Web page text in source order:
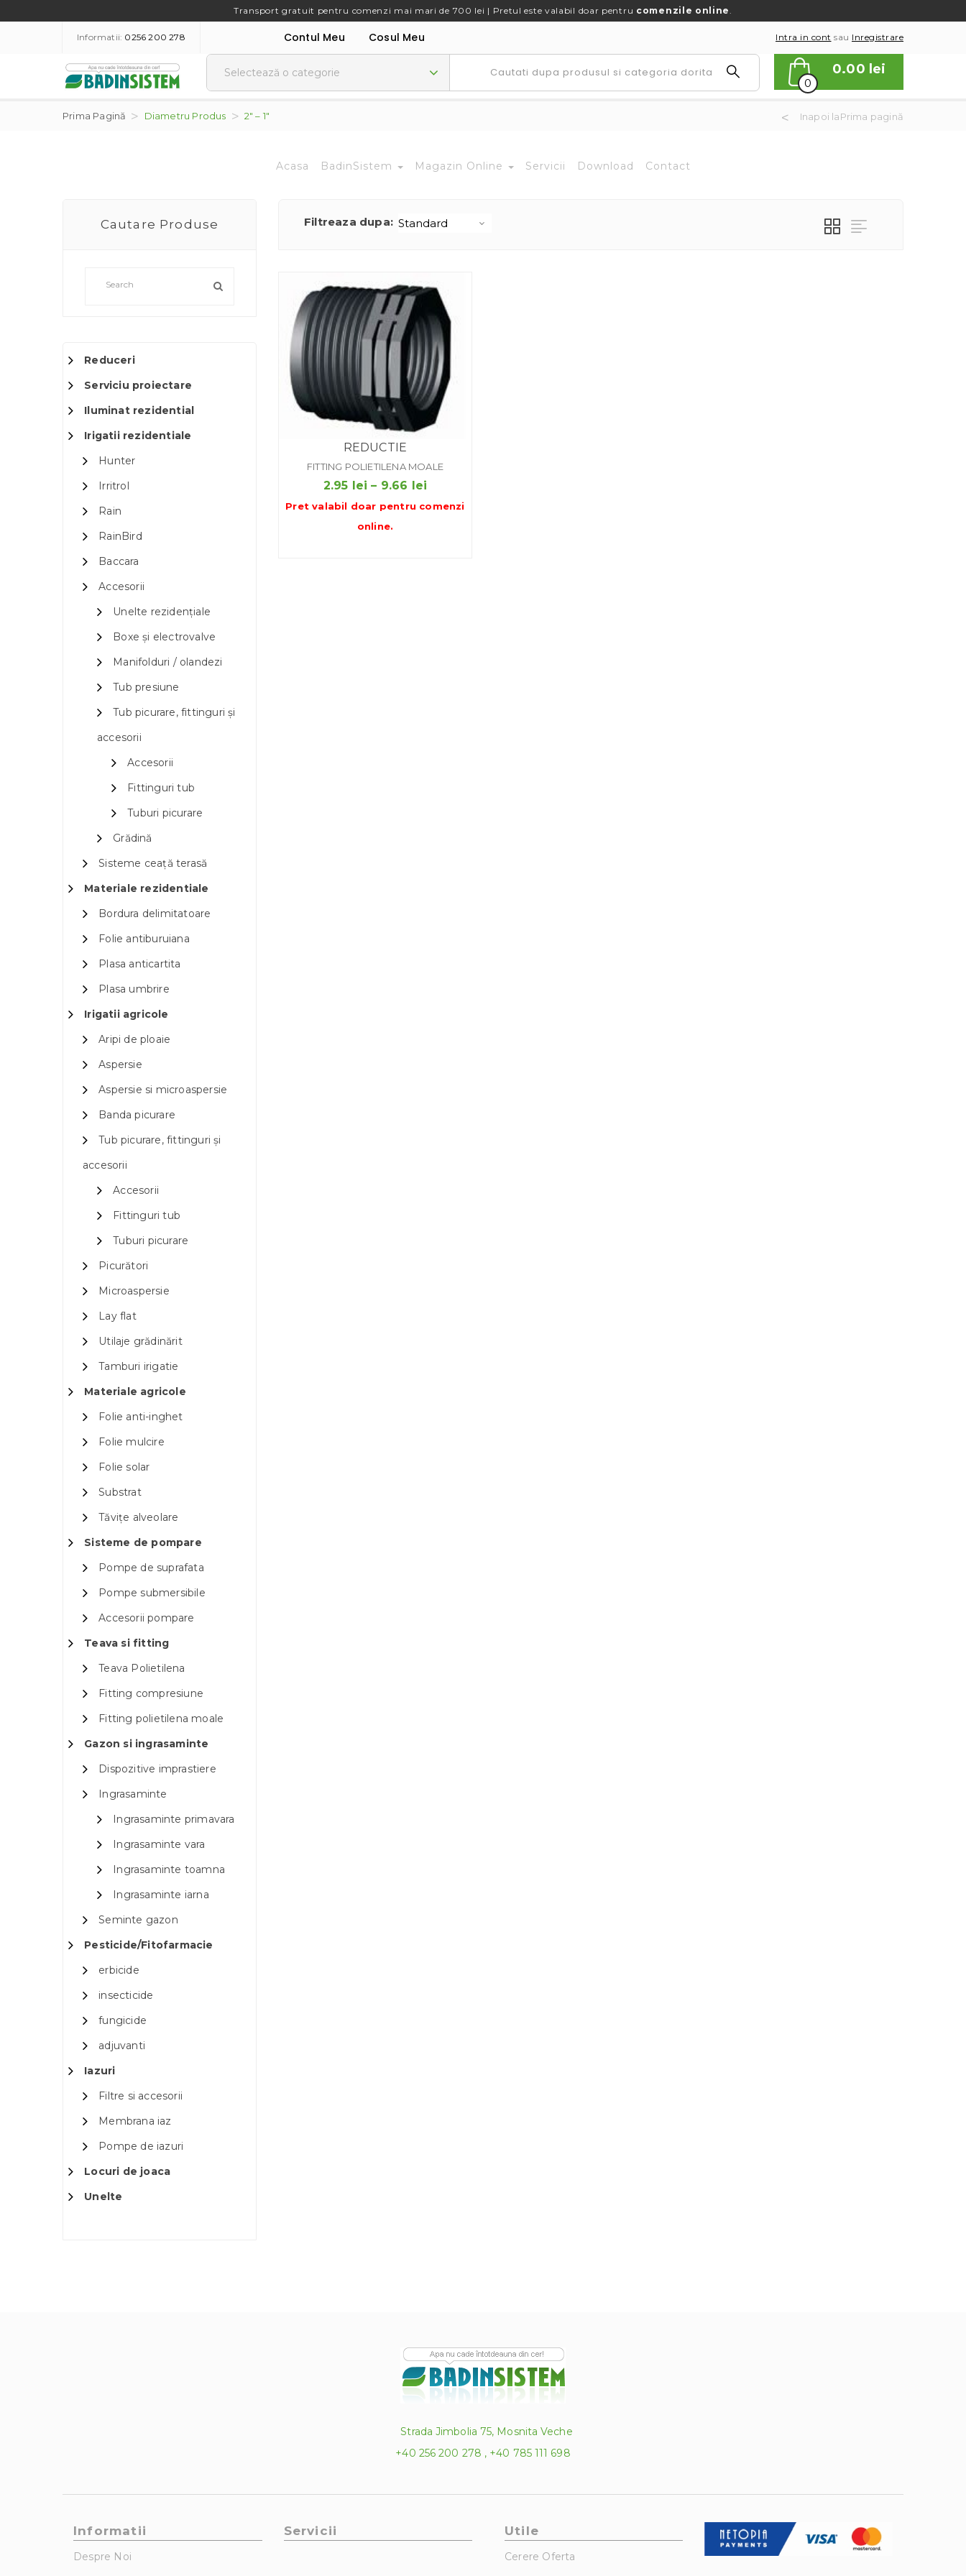
Transport gratuit pentru comenzi mai mari de 700 lei | Pretul este valabil doar pentru comenzile online.
Informatii: 0256 200 278 Contul Meu Cosul Meu Intra in cont sau Inregistrare
0
0.00 lei
Prima Pagină Diametru Produs 2" – 1" Inapoi laPrima pagină
Acasa BadinSistem Magazin Online Servicii Download Contact
Cautare Produse
Reduceri
Serviciu proiectare
Iluminat rezidential
Irigatii rezidentiale
Hunter
Irritrol
Rain
RainBird
Baccara
Accesorii
Unelte rezidențiale
Boxe și electrovalve
Manifolduri / olandezi
Tub presiune
Tub picurare, fittinguri și
accesorii
Accesorii
Fittinguri tub
Tuburi picurare
Grădină
Sisteme ceață terasă
Materiale rezidentiale
Bordura delimitatoare
Folie antiburuiana
Plasa anticartita
Plasa umbrire
Irigatii agricole
Aripi de ploaie
Aspersie
Aspersie si microaspersie
Banda picurare
Tub picurare, fittinguri și
accesorii
Accesorii
Fittinguri tub
Tuburi picurare
Picurători
Microaspersie
Lay flat
Utilaje grădinărit
Tamburi irigatie
Materiale agricole
Folie anti-inghet
Folie mulcire
Folie solar
Substrat
Tăvițe alveolare
Sisteme de pompare
Pompe de suprafata
Pompe submersibile
Accesorii pompare
Teava si fitting
Teava Polietilena
Fitting compresiune
Fitting polietilena moale
Gazon si ingrasaminte
Dispozitive imprastiere
Ingrasaminte
Ingrasaminte primavara
Ingrasaminte vara
Ingrasaminte toamna
Ingrasaminte iarna
Seminte gazon
Pesticide/Fitofarmacie
erbicide
insecticide
fungicide
adjuvanti
Iazuri
Filtre si accesorii
Membrana iaz
Pompe de iazuri
Locuri de joaca
Unelte
Filtreaza dupa:
REDUCTIE
FITTING POLIETILENA MOALE
2.95 lei – 9.66 lei
de
Pret valabil doar pentru comenzi
online.
Strada Jimbolia 75, Mosnita Veche
+40 256 200 278 , +40 785 111 698
Informatii
Despre Noi
Servicii Utile
Cerere Oferta